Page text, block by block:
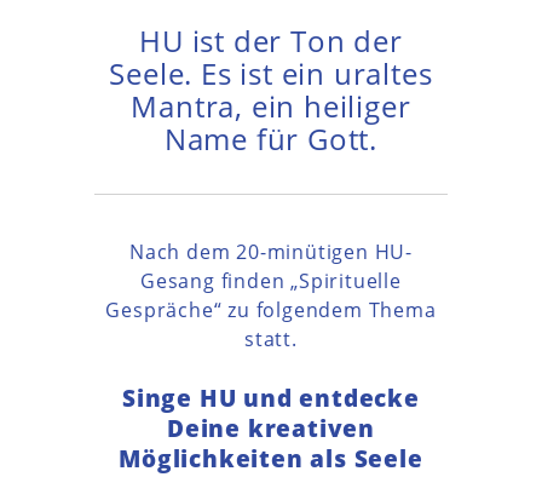
HU ist der Ton der
Seele. Es ist ein uraltes
Mantra, ein heiliger
Name für Gott.
Nach dem 20-minütigen HU-
Gesang finden „Spirituelle
Gespräche“ zu folgendem Thema
statt.
Singe HU und entdecke
Deine kreativen
Möglichkeiten als Seele